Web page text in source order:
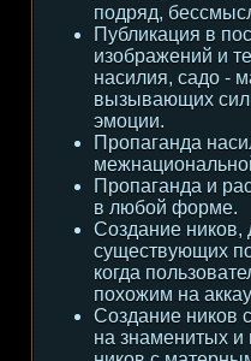
подряд,
Публикация в
изображений и
насилия, садо -
вызывающих
эмоции.
Пропаганда
Пропаганда и
в любой форме.
Создание
существующих
когда
похожим на
Создание ников
на знаменитых